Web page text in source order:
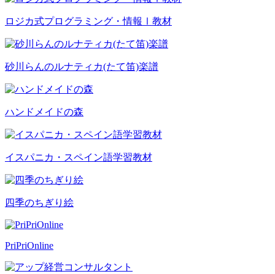
ロジカ式プログラミング・情報Ⅰ教材
砂川らんのルナティカ(たて笛)楽譜
ハンドメイドの森
イスパニカ・スペイン語学習教材
四季のちぎり絵
PriPriOnline